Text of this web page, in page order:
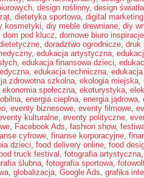
, design roślinny, design światła
, dietetyka sportowa, digital marketing
kosmetyki, diy meble drewniane, diy
dom pod klucz, domowe biuro inspiracje
, doradztwo ogrodnicze, druk
, edukacja artystyczna,
, edukacja finansowa dzieci,
, edukacja techniczna,
zdrowotna szkolna, ekologia miejska,
ekonomia społeczna, ekoturystyka,
, energia cieplna, energia jądrowa,
, eventy biznesowe, eventy filmowe,
kulturalne, eventy polityczne,
, Facebook Ads, fashion show,
cyfrowe, finanse korporacyjne,
dzieci, food delivery online, food
truck festival , fotografia artystyczna
ślubna, fotografia sportowa,
, globalizacja, Google Ads, grafika